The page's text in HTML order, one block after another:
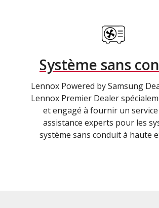
Système sans
Lennox Powered by Samsung
Lennox Premier Dealer
et engagé à fournir un
assistance experts pour les
système sans conduit à haute